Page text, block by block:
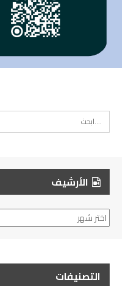
الأرشيف
الأرشيف
التصنيفات